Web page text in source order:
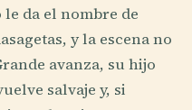
da el nombre de
y la escena no
avanza, su hijo
salvaje y, si